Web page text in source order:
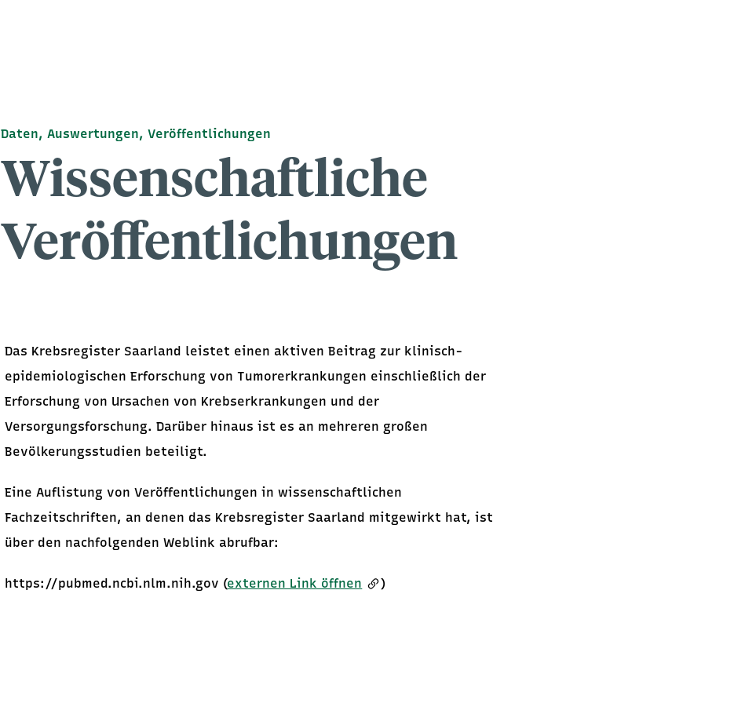
Daten, Auswertungen, Veröffentlichungen
Wissenschaftliche
Veröffentlichungen
Das Krebsregister Saarland leistet einen aktiven Beitrag zur klinisch-
epidemiologischen Erforschung von Tumorerkrankungen einschließlich der
Erforschung von Ursachen von Krebserkrankungen und der
Versorgungsforschung. Darüber hinaus ist es an mehreren großen
Bevölkerungsstudien beteiligt.
Eine Auflistung von Veröffentlichungen in wissenschaftlichen
Fachzeitschriften, an denen das Krebsregister Saarland mitgewirkt hat, ist
über den nachfolgenden Weblink abrufbar:
https://pubmed.ncbi.nlm.nih.gov (externen Link öffnen )